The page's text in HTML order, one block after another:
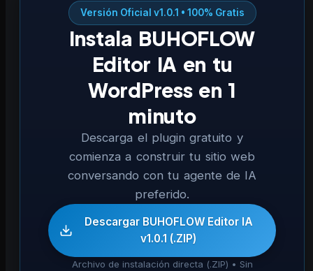
Versión Oficial v1.0.1 • 100% Gratis
Instala BUHOFLOW
Editor IA en tu
WordPress en 1
minuto
Descarga el plugin gratuito y
comienza a construir tu sitio web
conversando con tu agente de IA
preferido.
Descargar BUHOFLOW Editor IA
v1.0.1 (.ZIP)
Archivo de instalación directa (.ZIP) • Sin